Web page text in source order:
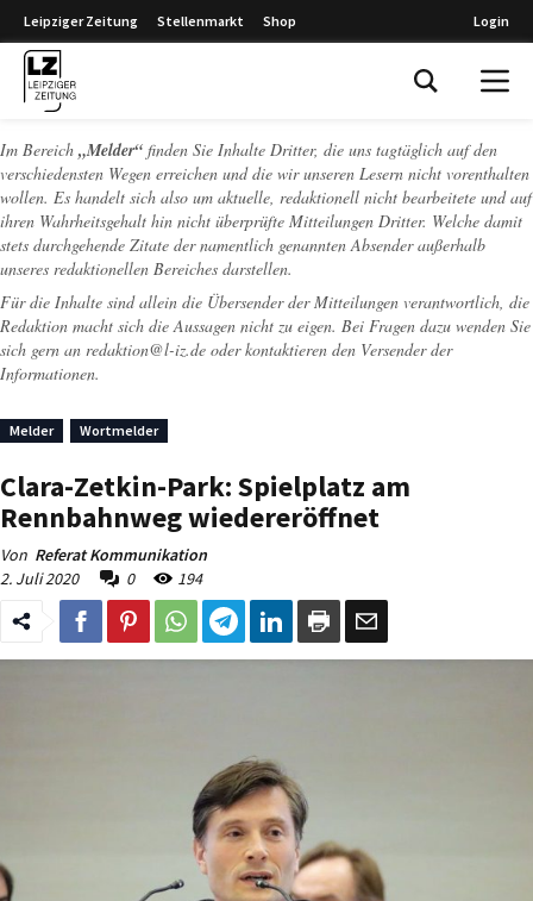
Leipziger Zeitung Stellenmarkt Shop Login
Im Bereich „Melder“ finden Sie Inhalte Dritter, die uns tagtäglich auf den
verschiedensten Wegen erreichen und die wir unseren Lesern nicht vorenthalten
wollen. Es handelt sich also um aktuelle, redaktionell nicht bearbeitete und auf
ihren Wahrheitsgehalt hin nicht überprüfte Mitteilungen Dritter. Welche damit
stets durchgehende Zitate der namentlich genannten Absender außerhalb
unseres redaktionellen Bereiches darstellen.
Für die Inhalte sind allein die Übersender der Mitteilungen verantwortlich, die
Redaktion macht sich die Aussagen nicht zu eigen. Bei Fragen dazu wenden Sie
sich gern an redaktion@l-iz.de oder kontaktieren den Versender der
Informationen.
Melder Wortmelder
Clara-Zetkin-Park: Spielplatz am
Rennbahnweg wiedereröffnet
Von Referat Kommunikation
2. Juli 2020
0 194